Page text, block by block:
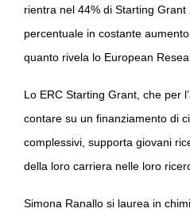
rientra nel 44% di Starting
percentuale in costante
quanto rivela lo European
Lo ERC Starting Grant, che per
contare su un finanziamento di
complessivi, supporta giovani
della loro carriera nelle loro
Simona Ranallo si laurea in